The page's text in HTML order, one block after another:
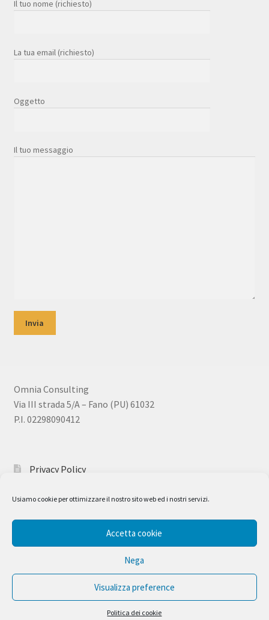
Usiamo cookie per ottimizzare il nostro sito web ed i nostri servizi.
Accetta cookie
Nega
Visualizza preference
Politica dei cookie
Il tuo nome (richiesto)
La tua email (richiesto)
Oggetto
Il tuo messaggio
Omnia Consulting
Via III strada 5/A – Fano (PU) 61032
P.I. 02298090412
Privacy Policy
© Corsi Sicurezza 2026
Realizzato con WooCommerce.
0